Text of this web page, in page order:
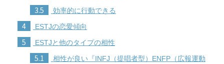
3.5 効率的に行動できる
4 ESTJの恋愛傾向
5 ESTJと他のタイプの相性
5.1
相性が良い『INFJ（提唱者型）ENFP（広報運動